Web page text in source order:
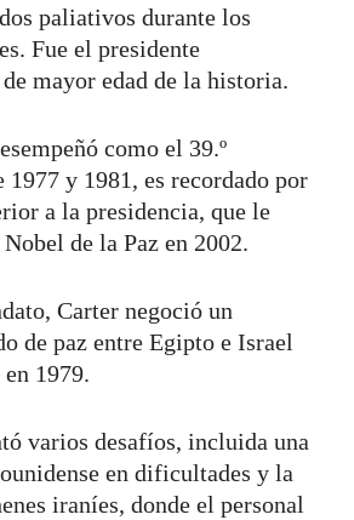
paliativos durante los
Fue el presidente
mayor edad de la historia.
como el 39.º
1977 y 1981, es recordado por
a la presidencia, que le
de la Paz en 2002.
Carter negoció un
de paz entre Egipto e Israel
1979.
varios desafíos, incluida una
en dificultades y la
iraníes, donde el personal